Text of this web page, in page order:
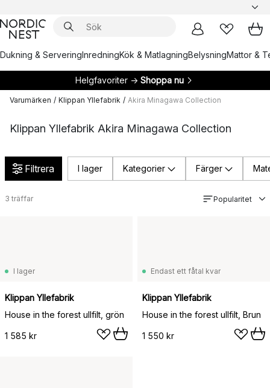
Dukning & ServeringInredningKök & MatlagningBelysningMattor &
Helgfavoriter → Shoppa nu
Varumärken / Klippan Yllefabrik / Akira Minagawa Collection
Klippan Yllefabrik Akira Minagawa Collection
Filtrera I lager Kategorier Färger
3 träffar Popularitet
I lager
Klippan Yllefabrik
House in the forest ullfilt, grön
1 585 kr
Endast ett fåtal kvar
Klippan Yllefabrik
House in the forest ullfilt, Brun
1 550 kr